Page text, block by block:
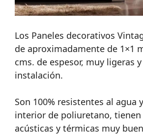
Los Paneles decorativos
de aproximadamente de 1×1
cms. de espesor, muy ligeras
instalación.
Son 100% resistentes al agua
interior de poliuretano, tienen
acústicas y térmicas muy